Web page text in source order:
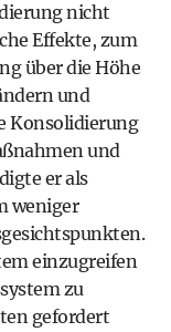
nicht
Effekte, zum
über die Höhe
und
Konsolidierung
und
er als
weniger
einzugreifen
zu
gefordert